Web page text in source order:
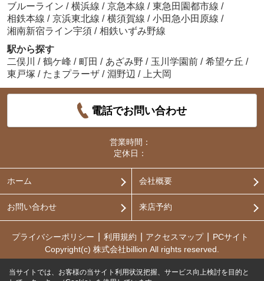
ブルーライン / 横浜線 / 京急本線 / 東急田園都市線 /
相鉄本線 / 京浜東北線 / 横須賀線 / 小田急小田原線 /
湘南新宿ライン宇須 / 相鉄いずみ野線
駅から探す
二俣川
/ 鶴ケ峰 / 町田 / あざみ野 / 玉川学園前 / 希望ケ丘 /
東戸塚 / たまプラーザ / 淵野辺 / 上大岡
電話でお問い合わせ
営業時間：
定休日：
ホーム 会社概要
お問い合わせ 来店予約
プライバシーポリシー 利用規約 アクセスマップ
PCサイト
Copyright(c) 株式会社billion All rights reserved.
当サイトでは、お客様の当サイト利用状況把握、サービス向上検討を目的と